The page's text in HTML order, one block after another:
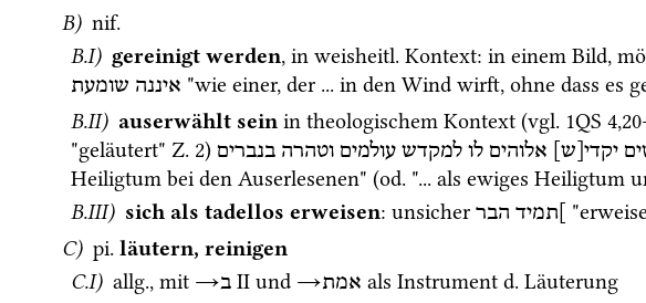
B) nif.
B.I) gereinigt werden, in weisheitl. Kontext: in einem Bild,
איננה שומעת "wie einer, der ... in den Wind wirft, ohne dass es
B.II) auserwählt sein in theologischem Kontext (vgl. 1QS 4,20
"geläutert" Z. 2) יקדי[ש] אלוהים לו למקדש עולמים וטהרה בנברים
Heiligtum bei den Auserlesenen" (od. "... als ewiges Heiligtum
B.III) sich als tadellos erweisen: unsicher ]תמיד הבר
C) pi. läutern, reinigen
C.I) allg., mit →ב ‎ II und →אמת als Instrument d. Läuterung